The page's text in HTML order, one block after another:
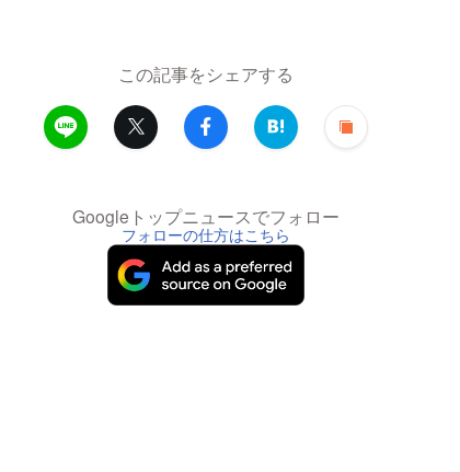
この記事をシェアする
Googleトップニュースでフォロー
フォローの仕方はこちら